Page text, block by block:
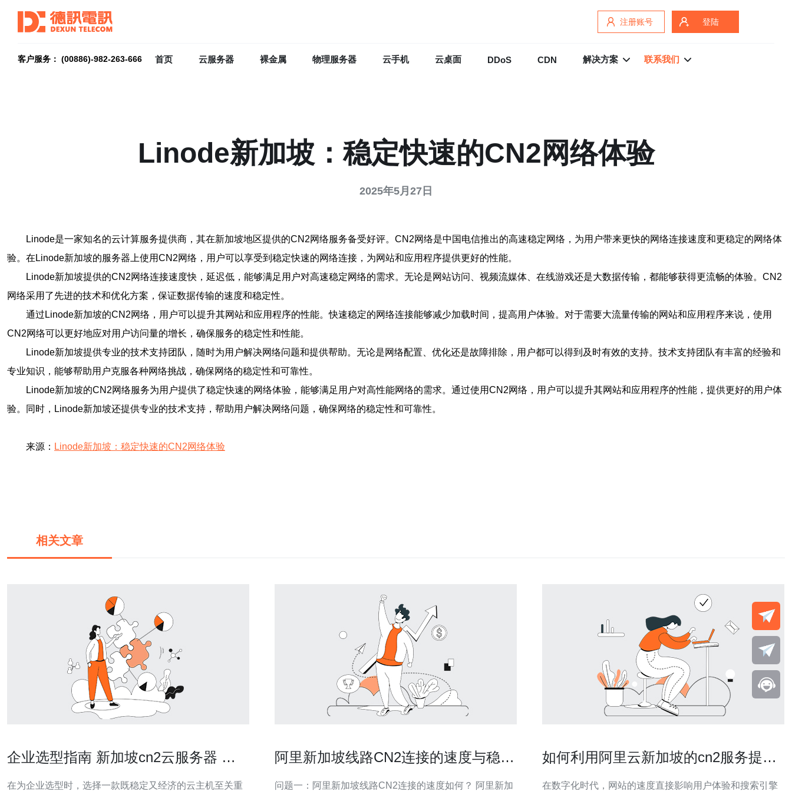
注册账号 登陆
客户服务： (00886)-982-263-666 首页 云服务器 裸金属 物理服务器 云手机 云桌面 DDoS CDN 解决方案 联系我们
Linode新加坡：稳定快速的CN2网络体验
2025年5月27日
Linode是一家知名的云计算服务提供商，其在新加坡地区提供的CN2网络服务备受好评。CN2网络是中国电信推出的高速稳定网络，为用户带来更快的网络连接速度和更稳定的网络体
验。在Linode新加坡的服务器上使用CN2网络，用户可以享受到稳定快速的网络连接，为网站和应用程序提供更好的性能。
Linode新加坡提供的CN2网络连接速度快，延迟低，能够满足用户对高速稳定网络的需求。无论是网站访问、视频流媒体、在线游戏还是大数据传输，都能够获得更流畅的体验。CN2
网络采用了先进的技术和优化方案，保证数据传输的速度和稳定性。
通过Linode新加坡的CN2网络，用户可以提升其网站和应用程序的性能。快速稳定的网络连接能够减少加载时间，提高用户体验。对于需要大流量传输的网站和应用程序来说，使用
CN2网络可以更好地应对用户访问量的增长，确保服务的稳定性和性能。
Linode新加坡提供专业的技术支持团队，随时为用户解决网络问题和提供帮助。无论是网络配置、优化还是故障排除，用户都可以得到及时有效的支持。技术支持团队有丰富的经验和
专业知识，能够帮助用户克服各种网络挑战，确保网络的稳定性和可靠性。
Linode新加坡的CN2网络服务为用户提供了稳定快速的网络体验，能够满足用户对高性能网络的需求。通过使用CN2网络，用户可以提升其网站和应用程序的性能，提供更好的用户体
验。同时，Linode新加坡还提供专业的技术支持，帮助用户解决网络问题，确保网络的稳定性和可靠性。
来源： Linode新加坡：稳定快速的CN2网络体验
相关文章
企业选型指南 新加坡cn2云服务器 的
在为企业选型时，选择一款既稳定又经济的云主机至关重
阿里新加坡线路CN2连接的速度与稳定
问题一：阿里新加坡线路CN2连接的速度如何？ 阿里新加
如何利用阿里云新加坡的cn2服务提升
在数字化时代，网站的速度直接影响用户体验和搜索引擎